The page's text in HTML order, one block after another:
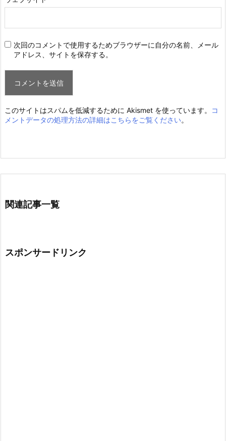
次回のコメントで使用するためブラウザーに自分の名前、メール
アドレス、サイトを保存する。
このサイトはスパムを低減するために Akismet を使っています。
コ
メントデータの処理方法の詳細はこちらをご覧ください。
関連記事一覧
スポンサードリンク